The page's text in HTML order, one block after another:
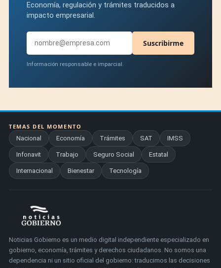
Economía, regulación y trámites traducidos a
impacto empresarial.
Suscribirme
Información responsable e imparcial.
TEMAS DEL MOMENTO
Nacional
Economía Trámites SAT IMSS
Infonavit Trabajo Seguro Social Estatal
Internacional Bienestar Tecnología
Noticias Gobierno es un medio digital independiente especializado en
gobierno, economía, trámites y derechos ciudadanos. No somos una
dependencia ni un sitio oficial del gobierno: traducimos las decisiones